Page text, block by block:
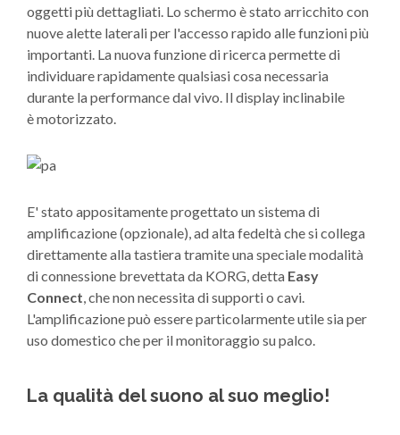
oggetti più dettagliati. Lo schermo è stato arricchito con
nuove alette laterali per l'accesso rapido alle funzioni più
importanti. La nuova funzione di ricerca permette di
individuare rapidamente qualsiasi cosa necessaria
durante la performance dal vivo. Il display inclinabile
è motorizzato.
E' stato appositamente progettato un sistema di
amplificazione (opzionale), ad alta fedeltà che si collega
direttamente alla tastiera tramite una speciale modalità
di connessione brevettata da KORG, detta Easy
Connect, che non necessita di supporti o cavi.
L'amplificazione può essere particolarmente utile sia per
uso domestico che per il monitoraggio su palco.
La qualità del suono al suo meglio!